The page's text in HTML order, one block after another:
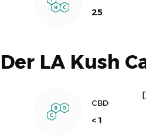
25
Der LA Kush
CBD
< 1